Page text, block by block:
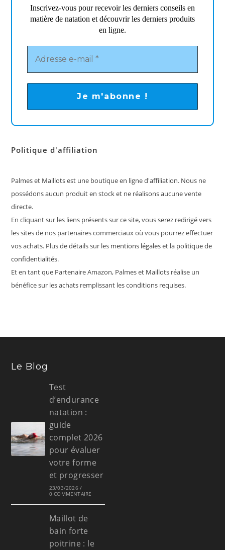
Inscrivez-vous pour recevoir les derniers conseils en
matière de natation et découvrir les derniers produits
en ligne.
Politique d'affiliation
Palmes et Maillots est une boutique en ligne d'affiliation. Nous ne
possédons aucun produit en stock et ne réalisons aucune vente
directe.
En cliquant sur les liens présents sur ce site, vous serez redirigé vers
les sites de nos partenaires commerciaux où vous pourrez effectuer
vos achats. Plus de détails sur les mentions légaleset la politique de
confidentialités.
Et en tant que Partenaire Amazon, Palmes et Maillots réalise un
bénéfice sur les achats remplissant les conditions requises.
Le Blog
Test
d’endurance
natation :
guide
complet 2026
pour évaluer
votre forme
et progresser
23/03/2026 /
0 COMMENTAIRE
Maillot de
bain forte
poitrine : le